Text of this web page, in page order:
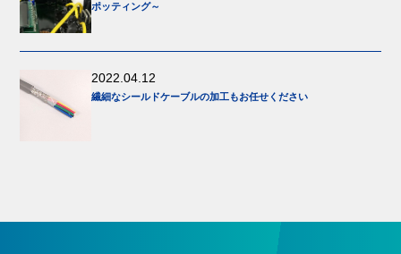
ポッティング～
2022.04.12
繊細なシールドケーブルの加工もお任せください